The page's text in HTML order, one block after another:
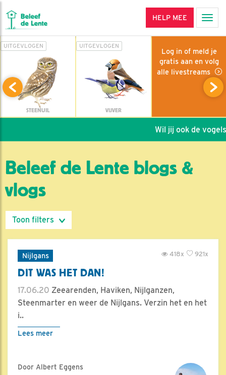
HELP MEE
UITGEVLOGEN
STEENUIL
UITGEVLOGEN
VIJVER
Log in of meld je
gratis aan en volg
alle livestreams
Wil jij ook de
Beleef de Lente blogs &
vlogs
Nijlgans 921x
418x
DIT WAS HET DAN!
17.06.20 Zeearenden, Haviken, Nijlganzen,
Steenmarter en weer de Nijlgans. Verzin het en het
i..
Lees meer
Door Albert Eggens